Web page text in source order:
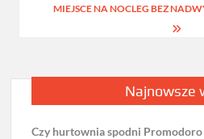
MIEJSCE NA NOCLEG BEZ
Najnowsze
Czy hurtownia spodni